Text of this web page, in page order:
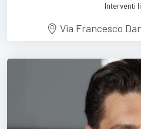
Interventi
Via Francesco